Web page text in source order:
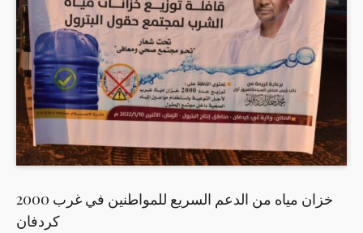
2000 خزان مياه من الدعم السريع للمواطنين في غرب
كردفان